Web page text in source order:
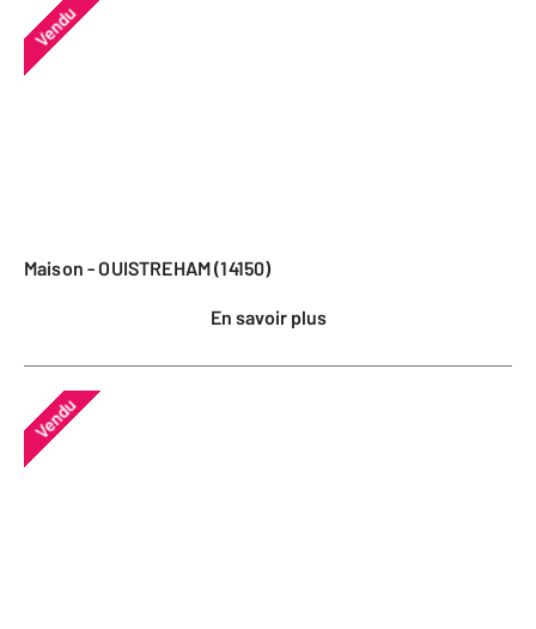
Vendu
Maison - OUISTREHAM (14150)
En savoir plus
Vendu